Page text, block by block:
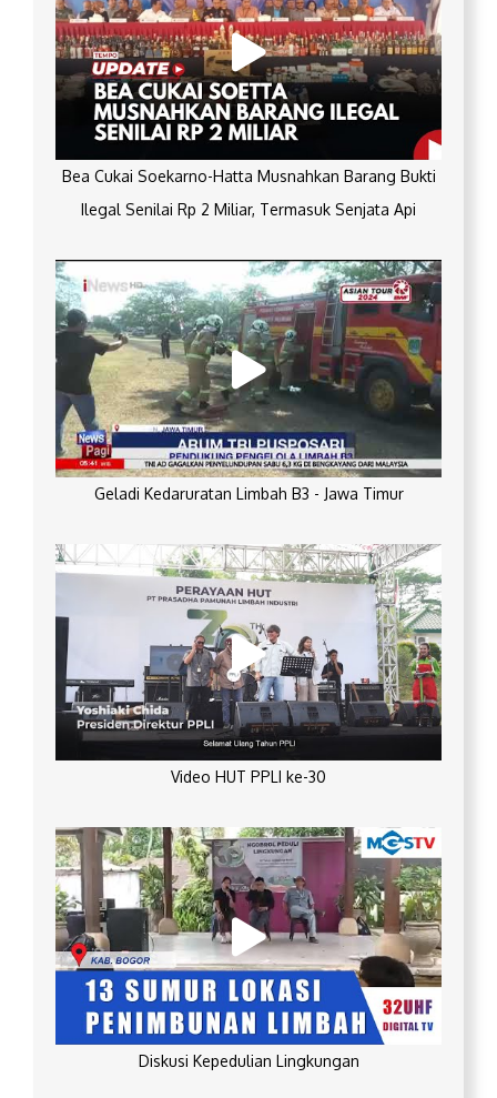
Bea Cukai Soekarno-Hatta Musnahkan Barang Bukti
Ilegal Senilai Rp 2 Miliar, Termasuk Senjata Api
Geladi Kedaruratan Limbah B3 - Jawa Timur
Video HUT PPLI ke-30
Diskusi Kepedulian Lingkungan